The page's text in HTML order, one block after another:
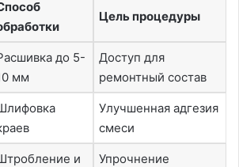
Цель процедуры
до 5-
мм
Доступ для
ремонтный состав
Улучшенная адгезия
смеси
и
Упрочнение